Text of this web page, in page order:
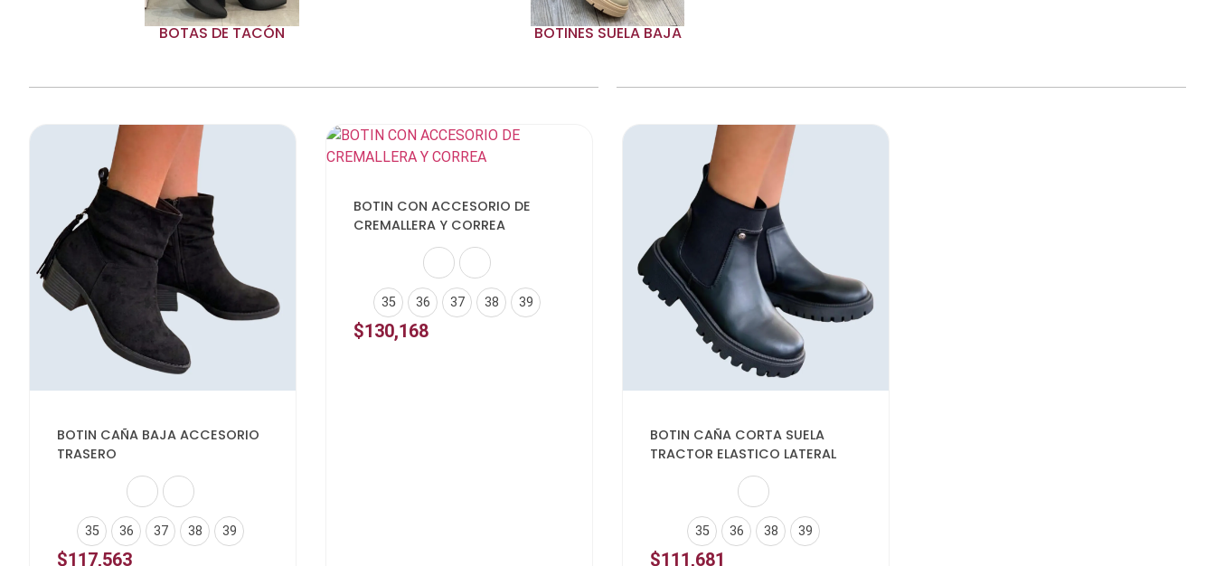
BOTAS DE TACÓN BOTINES SUELA BAJA
BOTIN CAÑA BAJA ACCESORIO
TRASERO
35 36 37 38 39
$117,563
BOTIN CON ACCESORIO DE
CREMALLERA Y CORREA
35 36 37 38 39
$130,168
BOTIN CAÑA CORTA SUELA
TRACTOR ELASTICO LATERAL
35 36 38 39
$111,681